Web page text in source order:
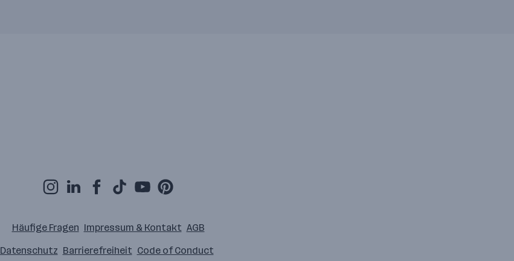
Häufige Fragen Impressum & Kontakt AGB
Datenschutz Barrierefreiheit Code of Conduct